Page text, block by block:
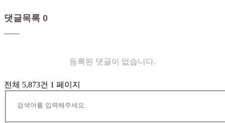
댓글목록 0
등록된 댓글이 없습니다.
전체 5,873건 1 페이지